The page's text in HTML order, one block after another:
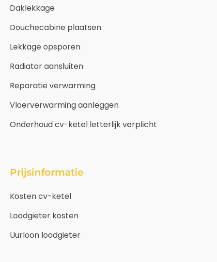
Daklekkage
Douchecabine plaatsen
Lekkage opsporen
Radiator aansluiten
Reparatie verwarming
Vloerverwarming aanleggen
Onderhoud cv-ketel letterlijk verplicht
Prijsinformatie
Kosten cv-ketel
Loodgieter kosten
Uurloon loodgieter